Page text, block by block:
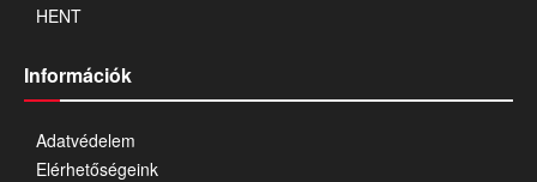
HENT
Információk
Adatvédelem
Elérhetőségeink